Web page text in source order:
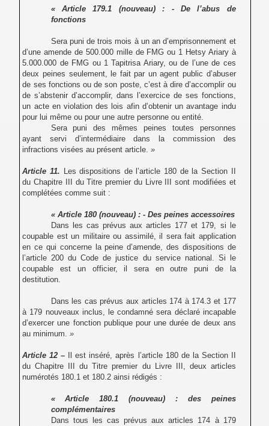
« Article 179.1 (nouveau) : - De l’abus de
fonctions
Sera puni de trois mois à un an d’emprisonnement et
d’une amende de 500.000 mille de FMG ou 1 Hetsy Ariary à
5.000.000 de FMG ou 1 Tapitrisa Ariary, ou de l’une de ces
deux peines seulement, le fait par un agent public d’abuser
de ses fonctions ou de son poste, c’est à dire d’accomplir ou
de s’abstenir d’accomplir, dans l’exercice de ses fonctions,
un acte en violation des lois afin d’obtenir un avantage indu
pour lui même ou pour une autre personne ou entité.
Sera puni des mêmes peines toutes personnes
ayant servi d’intermédiaire dans la commission des
infractions visées au présent article. »
Article 11. Les dispositions de l’article 180 de la Section II
du Chapitre III du Titre premier du Livre III sont modifiées et
complétées comme suit :
« Article 180 (nouveau) : - Des peines accessoires
Dans les cas prévus aux articles 177 et 179, si le
coupable est un militaire ou assimilé, il sera fait application
en ce qui concerne la peine d’amende, des dispositions de
l’article 200 du Code de justice du service national. Si le
coupable est un officier, il sera en outre puni de la
destitution.
Dans les cas prévus aux articles 174 à 174.3 et 177
à 179 nouveaux inclus, le condamné sera déclaré incapable
d’exercer une fonction publique pour une durée de deux ans
au minimum. »
Article 12–
Il est inséré, après l’article 180 de la Section II
du Chapitre III du Titre premier du Livre III, deux articles
numérotés 180.1 et 180.2 ainsi rédigés :
« Article 180.1 (nouveau) : des peines
complémentaires
Dans tous les cas prévus aux articles 174 à 179